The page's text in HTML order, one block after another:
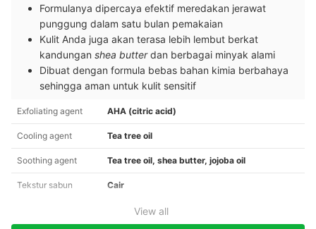
Formulanya dipercaya efektif meredakan jerawat
punggung dalam satu bulan pemakaian
Kulit Anda juga akan terasa lebih lembut berkat
kandungan shea butterdan berbagai minyak alami
Dibuat dengan formula bebas bahan kimia berbahaya
sehingga aman untuk kulit sensitif
Exfoliating agent AHA (citric acid)
Cooling agent Tea tree oil
Soothing agent Tea tree oil, shea butter, jojoba oil
Tekstur sabun Cair
View all